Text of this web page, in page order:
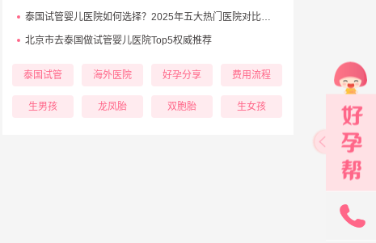
泰国试管婴儿医院如何选择？2025年五大热门医院对比与避坑秘诀
北京市去泰国做试管婴儿医院Top5权威推荐
泰国试管 海外医院 好孕分享 费用流程
生男孩 龙凤胎 双胞胎 生女孩